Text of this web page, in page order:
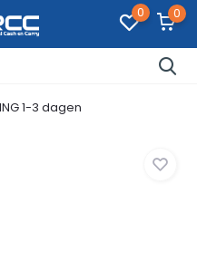
0 0
1-3 dagen